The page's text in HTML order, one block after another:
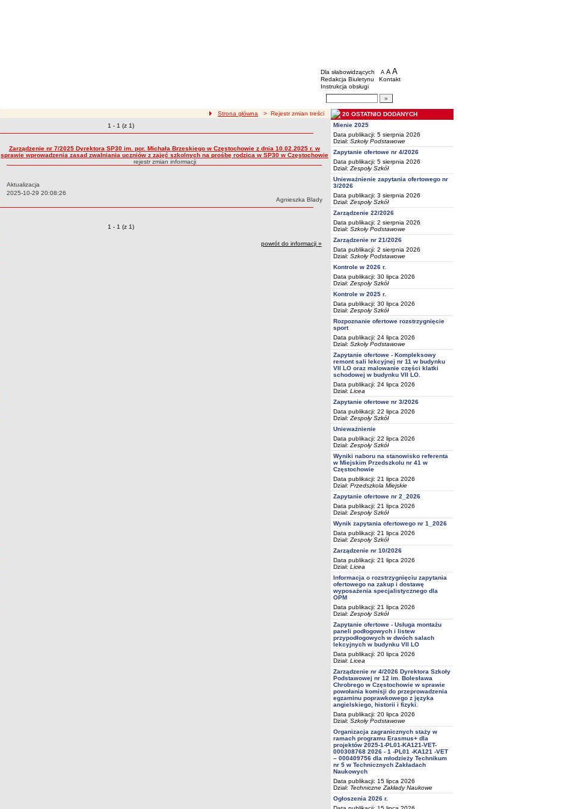
BIP - Oświata Częstochowa
Menu dodatkowe
Dla słabowidzących A pomniejsz czcionkę
A standardowy rozmiar czcionki
A
Redakcja Biuletynu
Kontakt
Instrukcja obsługi
Wyszukiwarka artykułów
ścieżka nawigacji
Strona główna > Rejestr zmian treści
Zmiany o pozycjach
1 - 1 (z 1)
Zarządzenie nr 7/2025 Dyrektora SP30 im. por. Michała Brzeskiego w Częstochowie z dnia 10.02.2025 r. w
sprawie wprowadzenia zasad zwalniania uczniów z zajęć szkolnych na prośbę rodzica w SP30 w Częstochowie
rejestr zmian informacji
Aktualizacja
Data:
2025-10-29 20:08:26
Autor:
Agnieszka Blady
Zmiany o pozycjach
1 - 1 (z 1)
powrót do informacji »
20 OSTATNIO DODANYCH
Mienie 2025
Data publikacji: 5 sierpnia 2026
Dział: Szkoły Podstawowe
Zapytanie ofertowe nr 4/2026
Data publikacji: 5 sierpnia 2026
Dział: Zespoły Szkół
Unieważnienie zapytania ofertowego nr
3/2026
Data publikacji: 3 sierpnia 2026
Dział: Zespoły Szkół
Zarządzenie 22/2026
Data publikacji: 2 sierpnia 2026
Dział: Szkoły Podstawowe
Zarządzenie nr 21/2026
Data publikacji: 2 sierpnia 2026
Dział: Szkoły Podstawowe
Kontrole w 2026 r.
Data publikacji: 30 lipca 2026
Dział: Zespoły Szkół
Kontrole w 2025 r.
Data publikacji: 30 lipca 2026
Dział: Zespoły Szkół
Rozpoznanie ofertowe rozstrzygnięcie
sport
Data publikacji: 24 lipca 2026
Dział: Szkoły Podstawowe
Zapytanie ofertowe - Kompleksowy
remont sali lekcyjnej nr 11 w budynku
VII LO oraz malowanie części klatki
schodowej w budynku VII LO.
Data publikacji: 24 lipca 2026
Dział: Licea
Zapytanie ofertowe nr 3/2026
Data publikacji: 22 lipca 2026
Dział: Zespoły Szkół
Unieważnienie
Data publikacji: 22 lipca 2026
Dział: Zespoły Szkół
Wyniki naboru na stanowisko referenta
w Miejskim Przedszkolu nr 41 w
Częstochowie
Data publikacji: 21 lipca 2026
Dział: Przedszkola Miejskie
Zapytanie ofertowe nr 2_2026
Data publikacji: 21 lipca 2026
Dział: Zespoły Szkół
Wynik zapytania ofertowego nr 1_2026
Data publikacji: 21 lipca 2026
Dział: Zespoły Szkół
Zarządzenie nr 10/2026
Data publikacji: 21 lipca 2026
Dział: Licea
Informacja o rozstrzygnięciu zapytania
ofertowego na zakup i dostawę
wyposażenia specjalistycznego dla
OPM
Data publikacji: 21 lipca 2026
Dział: Zespoły Szkół
Zapytanie ofertowe - Usługa montażu
paneli podłogowych i listew
przypodłogowych w dwóch salach
lekcyjnych w budynku VII LO
Data publikacji: 20 lipca 2026
Dział: Licea
Zarządzenie nr 4/2026 Dyrektora Szkoły
Podstawowej nr 12 im. Bolesława
Chrobrego w Częstochowie w sprawie
powołania komisji do przeprowadzenia
egzaminu poprawkowego z języka
angielskiego, historii i fizyki.
Data publikacji: 20 lipca 2026
Dział: Szkoły Podstawowe
Organizacja zagranicznych staży w
ramach programu Erasmus+ dla
projektów 2025-1-PL01-KA121-VET-
000308768 2026 - 1 -PL01 -KA121 -VET
– 000409756 dla młodzieży Technikum
nr 5 w Technicznych Zakładach
Naukowych
Data publikacji: 15 lipca 2026
Dział: Techniczne Zakłady Naukowe
Ogłoszenia 2026 r.